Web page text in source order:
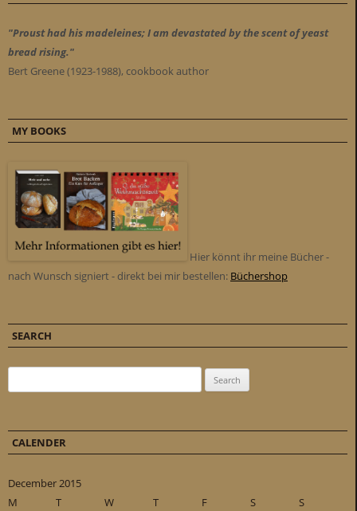
"Proust had his madeleines; I am devastated by the scent of yeast
bread rising."
Bert Greene (1923-1988), cookbook author
MY BOOKS
Hier könnt ihr meine Bücher -
nach Wunsch signiert - direkt bei mir bestellen: Büchershop
SEARCH
CALENDER
December 2015
M
T W T F S
S